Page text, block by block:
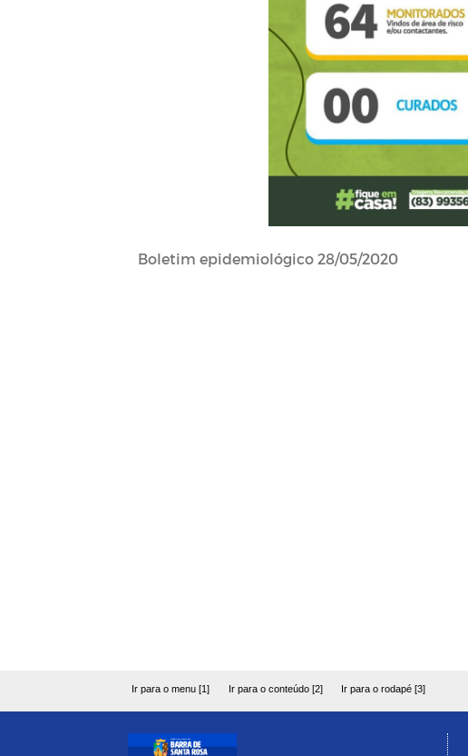
Boletim epidemiológico 28/05/2020
Ir para o menu [1] Ir para o conteúdo [2] Ir para o rodapé [3]